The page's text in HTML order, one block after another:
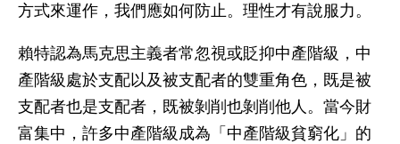
方式來運作，我們應如何防止。理性才有說服力。
賴特認為馬克思主義者常忽視或貶抑中產階級，中
產階級處於支配以及被支配者的雙重角色，既是被
支配者也是支配者，既被剝削也剝削他人。當今財
富集中，許多中產階級成為「中產階級貧窮化」的